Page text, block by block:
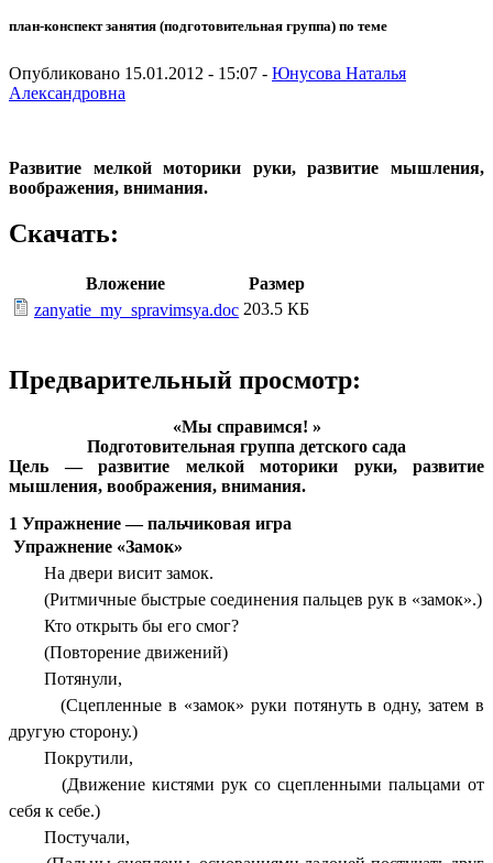
план-конспект занятия (подготовительная группа) по теме
Опубликовано 15.01.2012 - 15:07 - Юнусова Наталья
Александровна
Развитие мелкой моторики руки, развитие мышления,
воображения, внимания.
Скачать:
Вложение
Размер
zanyatie_my_spravimsya.doc 203.5 КБ
Предварительный просмотр:
«Мы справимся! »
Подготовительная группа детского сада
Цель — развитие мелкой моторики руки, развитие
мышления, воображения, внимания.
1 Упражнение — пальчиковая игра
Упражнение «Замок»
На двери висит замок.
(Ритмичные быстрые соединения пальцев рук в «замок».)
Кто открыть бы его смог?
(Повторение движений)
Потянули,
(Сцепленные в «замок» руки потянуть в одну, затем в
другую сторону.)
Покрутили,
(Движение кистями рук со сцепленными пальцами от
себя к себе.)
Постучали,